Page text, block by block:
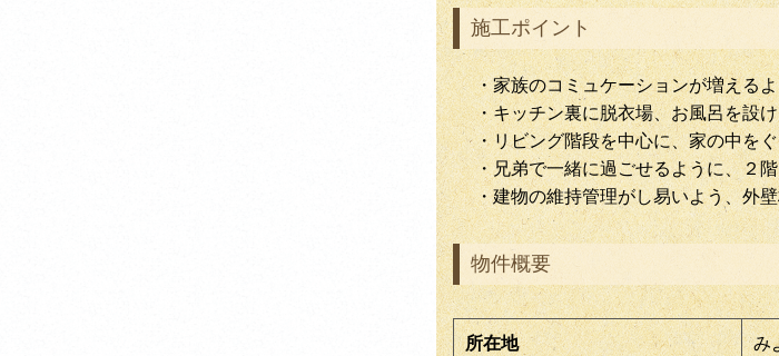
施工ポイント
・家族のコミュケーションが増える
・キッチン裏に脱衣場、お風呂を設
・リビング階段を中心に、家の中を
・兄弟で一緒に過ごせるように、２
・建物の維持管理がし易いよう、外
物件概要
所在地 み